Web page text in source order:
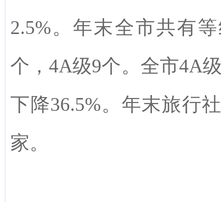
2.5%。年末全市共有
个，4A级9个。全市4A
下降36.5%。年末旅行
家。